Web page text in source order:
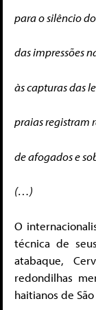
para o silêncio
das impressões
às capturas das
praias registram
de afogados e
(…)
O
técnica de
atabaque,
redondilhas
haitianos de São